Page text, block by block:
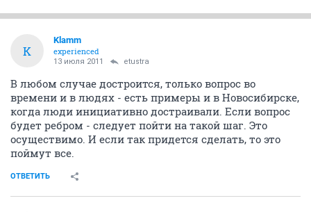
K
Klamm
experienced
13 июля 2011 etustra
В любом случае достроится, только вопрос во
времени и в людях - есть примеры и в Новосибирске,
когда люди инициативно достраивали. Если вопрос
будет ребром - следует пойти на такой шаг. Это
осуществимо. И если так придется сделать, то это
поймут все.
ОТВЕТИТЬ